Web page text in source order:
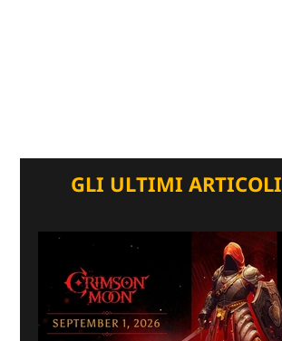
GLI ULTIMI ARTICOLI